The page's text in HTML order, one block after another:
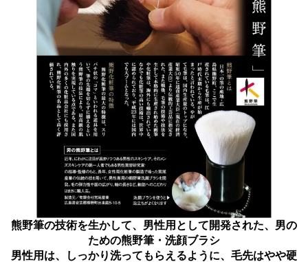
熊野筆の技術を生かして、男性用として開発された、男の
ための熊野筆・洗顔ブラシ
男性用は、しっかり洗ってもらえるように、毛先はやや硬